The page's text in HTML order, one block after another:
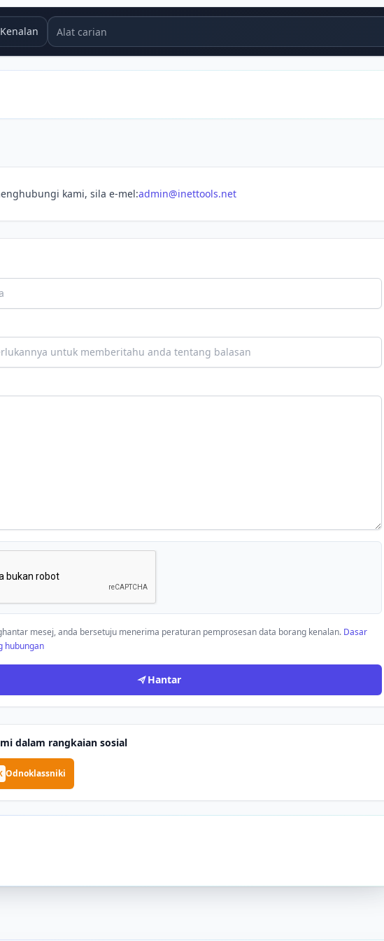
Kenalan Alat carian
kami, sila e-mel:admin@inettools.net
mesej, anda bersetuju menerima peraturan pemprosesan data borang kenalan. Dasar
hubungan
Hantar
dalam rangkaian sosial
Odnoklassniki